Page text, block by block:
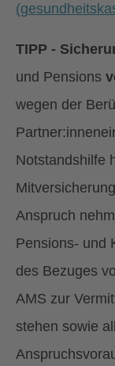
TIPP -
und Pensions
wegen der
Notstandshilfe
Anspruch
Pensions- und
des Bezuges
AMS zur
stehen sowie